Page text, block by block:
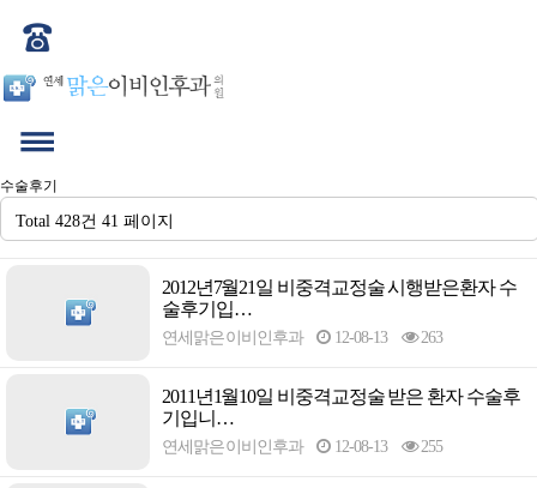
수술후기
Total 428건 41 페이지
2012년7월21일 비중격교정술 시행받은환자 수
술후기입…
연세맑은이비인후과 12-08-13 263
2011년1월10일 비중격교정술 받은 환자 수술후
기입니…
연세맑은이비인후과 12-08-13 255